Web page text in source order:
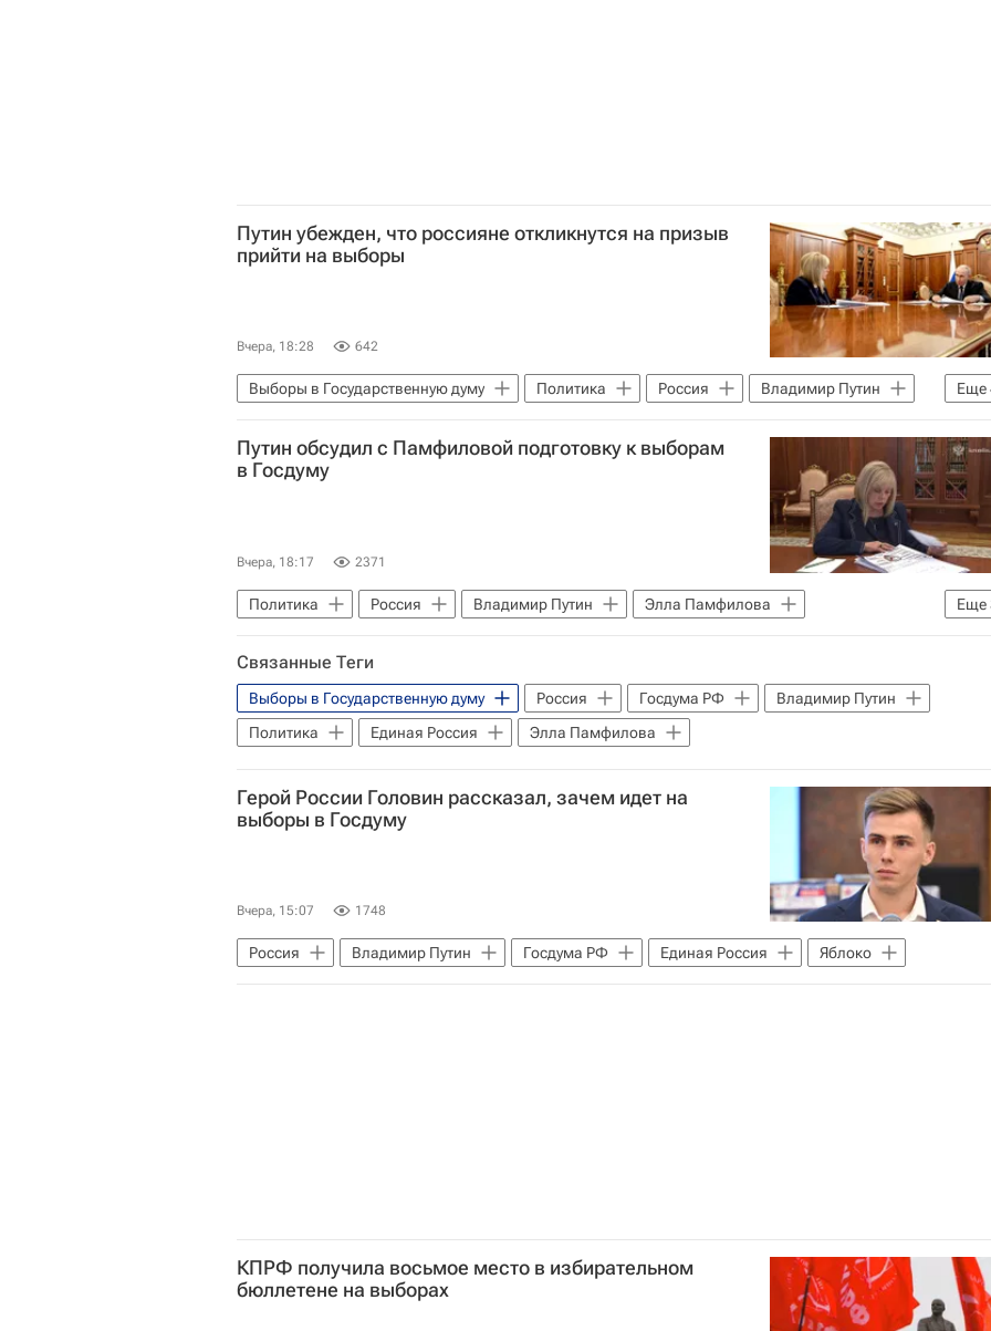
Путин убежден, что россияне откликнутся на призыв
прийти на выборы
Вчера, 18:28 642
Еще
Выборы в Государственную думу Политика Россия
Владимир Путин
Элла Памфилова
Госдума РФ Единая Россия Яблоко
Путин обсудил с Памфиловой подготовку к выборам
в Госдуму
Вчера, 18:17 2371
Еще
Политика Россия Владимир Путин
Элла Памфилова
Госдума РФ
Выборы в Государственную думу ЦИК РФ
Связанные Теги
Выборы в Государственную думу Россия Госдума РФ
Владимир Путин
Политика
Единая Россия Элла Памфилова
Герой России Головин рассказал, зачем идет на
выборы в Госдуму
Вчера, 15:07 1748
Россия Владимир Путин Госдума РФ Единая Россия Яблоко
КПРФ получила восьмое место в избирательном
бюллетене на выборах